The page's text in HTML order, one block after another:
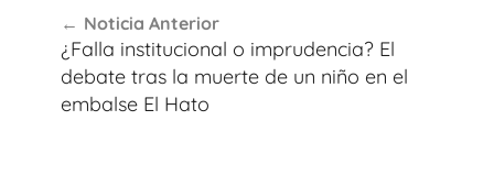
de
entradas
Noticia Anterior
¿Falla institucional o imprudencia? El
debate tras la muerte de un niño en el
embalse El Hato